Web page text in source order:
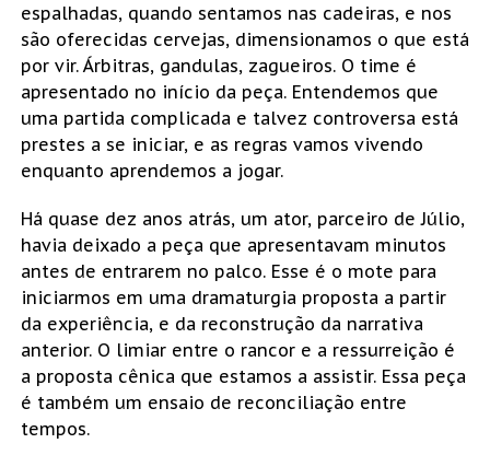
espalhadas, quando sentamos nas cadeiras, e nos
são oferecidas cervejas, dimensionamos o que está
por vir. Árbitras, gandulas, zagueiros. O time é
apresentado no início da peça. Entendemos que
uma partida complicada e talvez controversa está
prestes a se iniciar, e as regras vamos vivendo
enquanto aprendemos a jogar.
Há quase dez anos atrás, um ator, parceiro de Júlio,
havia deixado a peça que apresentavam minutos
antes de entrarem no palco. Esse é o mote para
iniciarmos em uma dramaturgia proposta a partir
da experiência, e da reconstrução da narrativa
anterior. O limiar entre o rancor e a ressurreição é
a proposta cênica que estamos a assistir. Essa peça
é também um ensaio de reconciliação entre
tempos.